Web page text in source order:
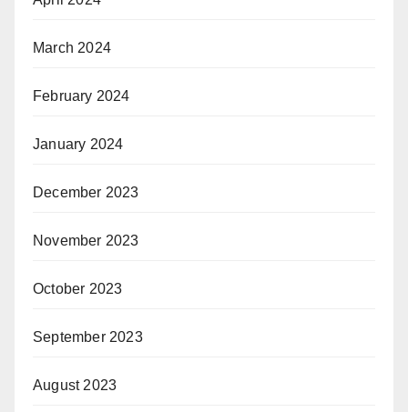
March 2024
February 2024
January 2024
December 2023
November 2023
October 2023
September 2023
August 2023